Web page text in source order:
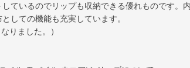
ているのでリップも収納できる優れものです。
しての機能も充実しています。
りました。）